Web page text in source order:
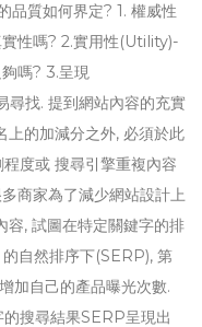
品質如何界定? 1. 權威性
性嗎? 2.實用性(Utility)-
嗎? 3.呈現
找. 提到網站內容的充實
的加減分之外, 必須於此
度或 搜尋引擎重複內容
商家為了減少網站設計上
容, 試圖在特定關鍵字的排
自然排序下(SERP), 第
加自己的產品曝光次數.
搜尋結果SERP呈現出